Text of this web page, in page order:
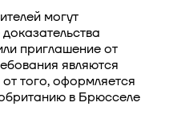
могут
приглашение от
являются
того, оформляется
в Брюсселе